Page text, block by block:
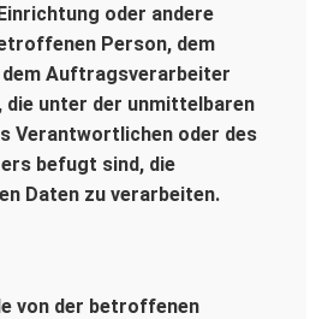
oder andere
Person, dem
Auftragsverarbeiter
die unter der unmittelbaren
Verantwortlichen oder des
befugt sind, die
Daten zu verarbeiten.
von der betroffenen